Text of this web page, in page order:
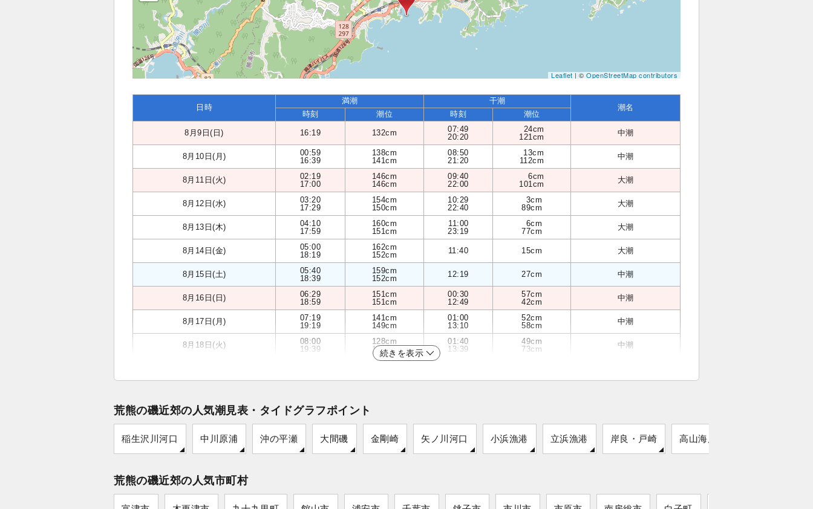
Leaflet| ©OpenStreetMap contributors
日時
満潮 干潮
潮名
時刻 潮位 時刻 潮位
8月9日(日) 16:19 132cm
07:49
20:20
24cm
121cm
中潮
8月10日(月)
00:59
16:39
138cm
141cm
08:50
21:20
13cm
112cm
中潮
8月11日(火)
02:19
17:00
146cm
146cm
09:40
22:00
6cm
101cm
大潮
8月12日(水)
03:20
17:29
154cm
150cm
10:29
22:40
3cm
89cm
大潮
8月13日(木)
04:10
17:59
160cm
151cm
11:00
23:19
6cm
77cm
大潮
8月14日(金)
05:00
18:19
162cm
152cm
11:40 15cm 大潮
8月15日(土)
05:40
18:39
159cm
152cm
12:19 27cm 中潮
8月16日(日)
06:29
18:59
151cm
151cm
00:30
12:49
57cm
42cm
中潮
8月17日(月)
07:19
19:19
141cm
149cm
01:00
13:10
52cm
58cm
中潮
8月18日(火)
08:00
19:39
128cm
146cm
01:40
13:39
49cm
73cm
中潮
続きを表示
荒熊の磯近郊の人気潮見表・タイドグラフポイント
稲生沢川河口 中川原浦 沖の平瀬 大間磯 金剛崎 矢ノ川河口 小浜漁港 立浜漁港 岸良・戸崎 高山海岸
荒熊の磯近郊の人気市町村